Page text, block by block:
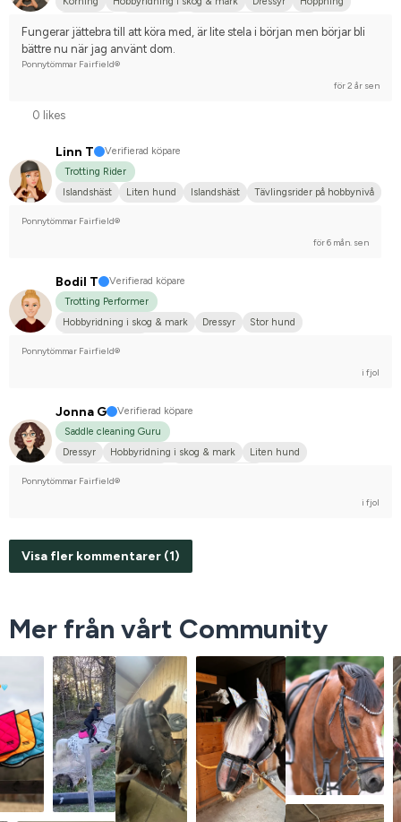
Fungerar jättebra till att köra med, är lite stela i början men börjar bli
bättre nu när jag använt dom.
Ponnytömmar Fairfield®
för 2 år sen
0 likes
Linn T
Verifierad köpare
Trotting Rider
Islandshäst
Liten hund Islandshäst Tävlingsrider på hobbynivå
Ponnytömmar Fairfield®
för 6 mån. sen
Bodil T
Verifierad köpare
Trotting Performer
Hobbyridning i skog & mark
Dressyr
Stor hund
Ponnytömmar Fairfield®
i fjol
Jonna G
Verifierad köpare
Saddle cleaning Guru
Dressyr
Hobbyridning i skog & mark
Liten hund
Ponnytömmar Fairfield®
i fjol
Visa fler kommentarer (1)
Mer från vårt Community